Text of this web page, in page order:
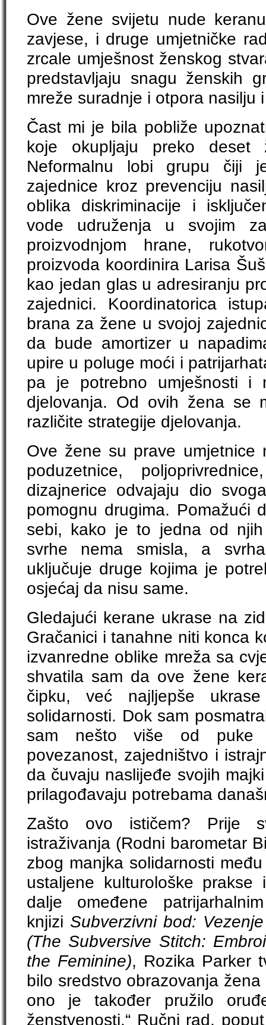
Ove žene svijetu nude
zavjese, i druge umjetničke
zrcale umješnost ženskog
predstavljaju snagu ženskih
mreže suradnje i otpora nasilju
Čast mi je bila pobliže
koje okupljaju preko deset
Neformalnu lobi grupu čiji
zajednice kroz prevenciju
oblika diskriminacije i
vode udruženja u svojim
proizvodnjom hrane,
proizvoda koordinira Larisa
kao jedan glas u adresiranju
zajednici. Koordinatorica
brana za žene u svojoj
da bude amortizer u
upire u poluge moći i
pa je potrebno umješnosti i
djelovanja. Od ovih žena se
različite strategije djelovanja.
Ove žene su prave umjetnice
poduzetnice,
dizajnerice odvajaju dio
pomognu drugima. Pomažući
sebi, kako je to jedna od
svrhe nema smisla, a
uključuje druge kojima je
osjećaj da nisu same.
Gledajući kerane ukrase na
Gračanici i tanahne niti konca
izvanredne oblike mreža sa
shvatila sam da ove žene
čipku, već najljepše
solidarnosti. Dok sam
sam nešto više od puke
povezanost, zajedništvo i
da čuvaju naslijeđe svojih
prilagođavaju potrebama
Zašto ovo ističem? Prije
istraživanja (Rodni barometar
zbog manjka solidarnosti
ustaljene kulturološke
dalje omeđene
knjizi Subverzivni bod:
(The Subversive Stitch:
the Feminine), Rozika Parker
bilo sredstvo obrazovanja
ono je također pružilo
ženstvenosti.“ Ručni rad,